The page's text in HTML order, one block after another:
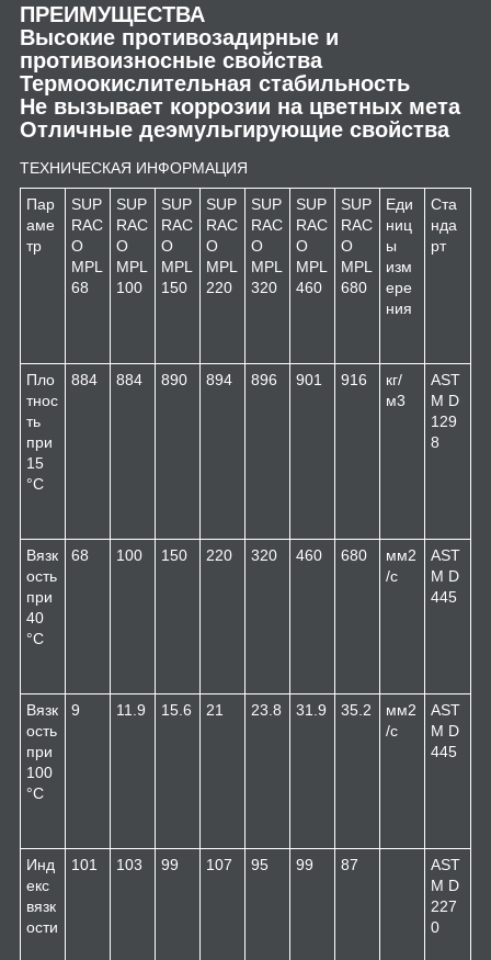
ПРЕИМУЩЕСТВА
Высокие противозадирные и
противоизносные свойства
Термоокислительная стабильность
Не вызывает коррозии на цветных мета
Отличные деэмульгирующие свойства
ТЕХНИЧЕСКАЯ ИНФОРМАЦИЯ
Пар
аме
тр
SUP
RAC
O
MPL
68
SUP
RAC
O
MPL
100
SUP
RAC
O
MPL
150
SUP
RAC
O
MPL
220
SUP
RAC
O
MPL
320
SUP
RAC
O
MPL
460
SUP
RAC
O
MPL
680
Еди
ниц
ы
изм
ере
ния
Ста
нда
рт
Пло
тнос
ть
при
15
°C
884 884 890 894 896 901 916
кг/
м3
AST
M D
129
8
Вязк
ость
при
40
°C
68 100 150 220 320 460 680 мм2
/с
AST
M D
445
Вязк
ость
при
100
°C
9 11.9 15.6 21 23.8 31.9 35.2 мм2
/с
AST
M D
445
Инд
екс
вязк
ости
101 103 99 107 95 99 87
AST
M D
227
0